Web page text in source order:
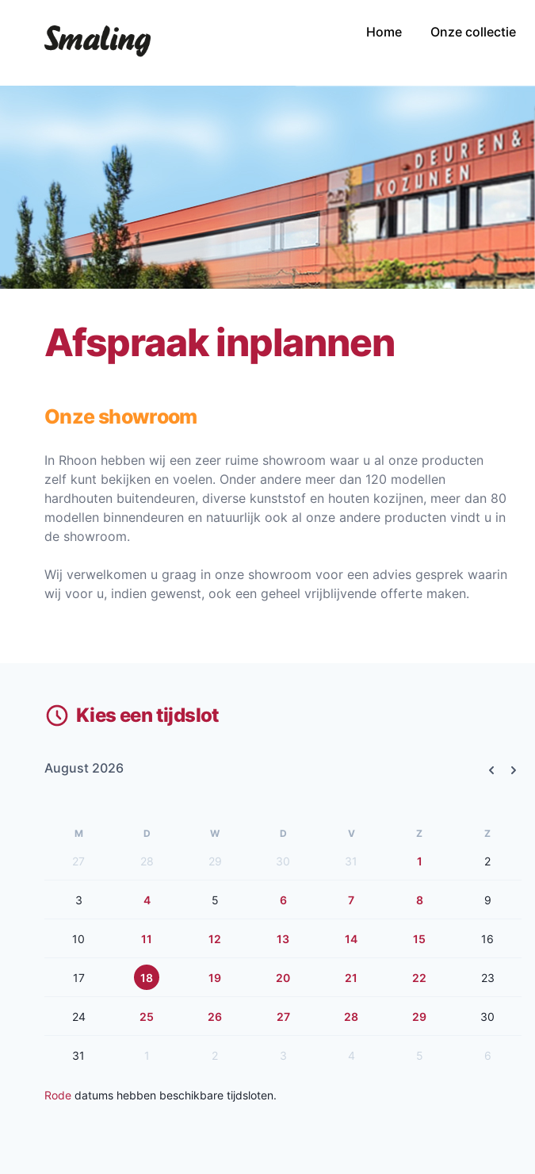
Home Onze collectie
Afspraak inplannen
Onze showroom
In Rhoon hebben wij een zeer ruime showroom waar u al onze producten
zelf kunt bekijken en voelen. Onder andere meer dan 120 modellen
hardhouten buitendeuren, diverse kunststof en houten kozijnen, meer dan 80
modellen binnendeuren en natuurlijk ook al onze andere producten vindt u in
de showroom.
Wij verwelkomen u graag in onze showroom voor een advies gesprek waarin
wij voor u, indien gewenst, ook een geheel vrijblijvende offerte maken.
Kies een tijdslot
August 2026
M D W D V Z Z
27 28 29 30 31 1 2
3 4 5 6 7 8 9
10 11 12 13 14 15 16
17 18 19 20 21 22 23
24 25 26 27 28 29 30
31 1 2 3 4 5 6
Rode datums hebben beschikbare tijdsloten.